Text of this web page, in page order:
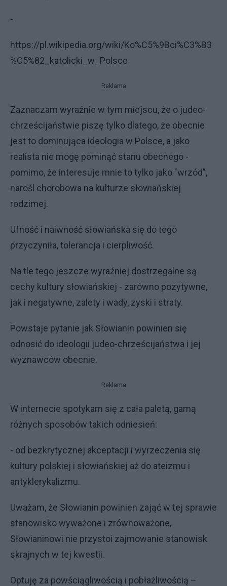
-
https://pl.wikipedia.org/wiki/Ko%C5%9Bci%C3%B3
%C5%82_katolicki_w_Polsce
Reklama
Zaznaczam wyraźnie w tym miejscu, że o judeo-
chrześcijaństwie piszę tylko dlatego, że obecnie
jest to dominująca ideologia w Polsce, a jako
realista nie mogę pominąć stanu obecnego -
pomimo, że interesuje mnie to tylko jako "wrzód",
narośl chorobowa na kulturze słowiańskiej
rodzimej.
Ufność i naiwność słowiańska się do tego
przyczyniła, tolerancja i cierpliwość.
Na tle tego jeszcze wyraźniej dostrzegalne są
cechy kultury słowiańskiej - zarówno pozytywne,
jak i negatywne, zalety i wady, zyski i straty.
Powstaje pytanie jak Słowianin powinien się
odnosić do ideologii judeo-chrześcijaństwa i jej
wyznawców obecnie.
Reklama
W internecie spotykam się z cała paletą, gamą
różnych sposobów takich odniesień:
- od bezkrytycznej akceptacji i wyrzeczenia się
kultury polskiej i słowiańskiej aż do ateizmu i
antyklerykalizmu.
Uważam, że Słowianin powinien zająć w tej sprawie
stanowisko wyważone i zrównoważone,
Słowianinowi nie przystoi zajmowanie stanowisk
skrajnych w tej kwestii.
Optuję za powściągliwością i pobłażliwością –